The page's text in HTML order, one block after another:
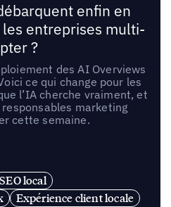
enfin en
entreprises multi-
?
des AI Overviews
ce qui change pour les
l’IA cherche vraiment, et
marketing
cette semaine.
SEO local
Expérience client locale